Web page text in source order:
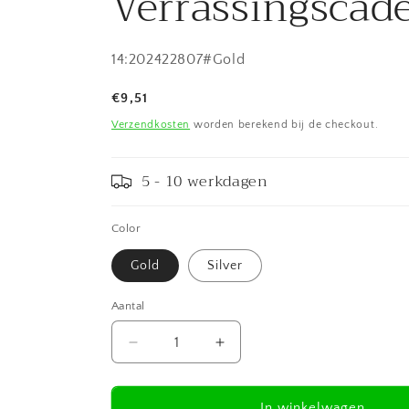
SKU:
14:202422807#Gold
Normale
prijs
€9,51
Verzendkosten worden berekend bij de checkout.
5 - 10 werkdagen
Color
Gold Silver
Aantal
Aantal
verlagen
voor
Aantal
verhogen
voor